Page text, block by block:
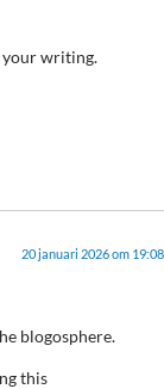
your writing.
20 januari 2026 om 19:08
blogosphere.
this